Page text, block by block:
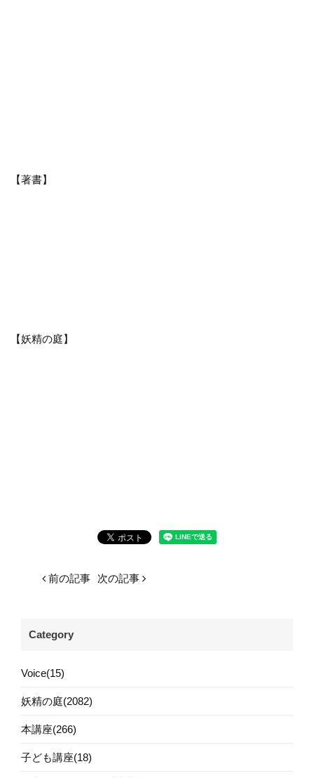
【著書】
【妖精の庭】
前の記事 次の記事
Category
Voice(15)
妖精の庭(2082)
本講座(266)
子ども講座(18)